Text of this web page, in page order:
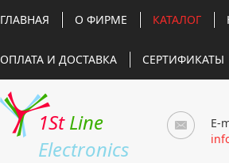
ГЛАВНАЯ О ФИРМЕ КАТАЛОГ
ОПЛАТА И ДОСТАВКА СЕРТИФИКАТЫ
1St Line
Electronics
E-